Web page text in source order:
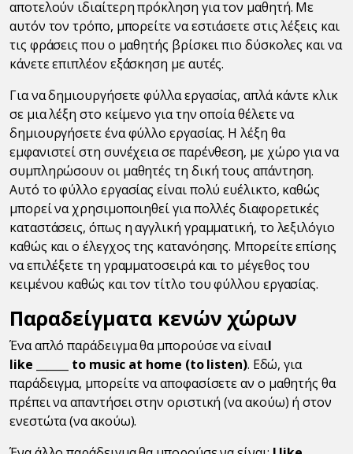
αποτελούν ιδιαίτερη πρόκληση για τον μαθητή. Με
αυτόν τον τρόπο, μπορείτε να εστιάσετε στις λέξεις και
τις φράσεις που ο μαθητής βρίσκει πιο δύσκολες και να
κάνετε επιπλέον εξάσκηση με αυτές.
Για να δημιουργήσετε φύλλα εργασίας, απλά κάντε κλικ
σε μια λέξη στο κείμενο για την οποία θέλετε να
δημιουργήσετε ένα φύλλο εργασίας. Η λέξη θα
εμφανιστεί στη συνέχεια σε παρένθεση, με χώρο για να
συμπληρώσουν οι μαθητές τη δική τους απάντηση.
Αυτό το φύλλο εργασίας είναι πολύ ευέλικτο, καθώς
μπορεί να χρησιμοποιηθεί για πολλές διαφορετικές
καταστάσεις, όπως η αγγλική γραμματική, το λεξιλόγιο
καθώς και ο έλεγχος της κατανόησης. Μπορείτε επίσης
να επιλέξετε τη γραμματοσειρά και το μέγεθος του
κειμένου καθώς και τον τίτλο του φύλλου εργασίας.
Παραδείγματα κενών χώρων
Ένα απλό παράδειγμα θα μπορούσε να είναιI
like ______ to music at home (to listen). Εδώ, για
παράδειγμα, μπορείτε να αποφασίσετε αν ο μαθητής θα
πρέπει να απαντήσει στην οριστική (να ακούω) ή στον
ενεστώτα (να ακούω).